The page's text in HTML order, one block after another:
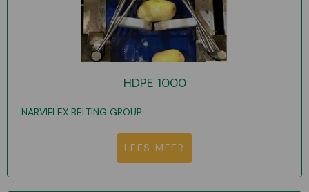
HDPE 1000
NARVIFLEX BELTING GROUP
LEES MEER